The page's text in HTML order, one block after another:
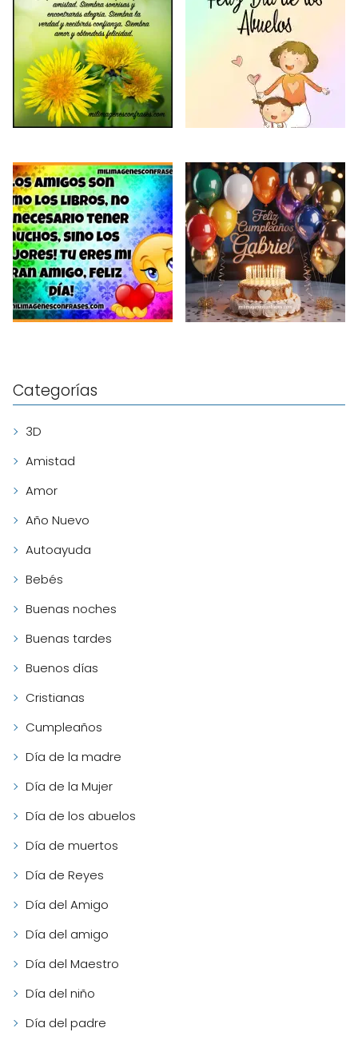
Categorías
3D
Amistad
Amor
Año Nuevo
Autoayuda
Bebés
Buenas noches
Buenas tardes
Buenos días
Cristianas
Cumpleaños
Día de la madre
Día de la Mujer
Día de los abuelos
Día de muertos
Día de Reyes
Día del Amigo
Día del amigo
Día del Maestro
Día del niño
Día del padre